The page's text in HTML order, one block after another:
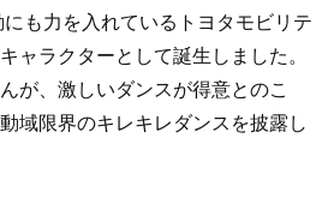
も力を入れているトヨタモビリテ
ャラクターとして誕生しました。
が、激しいダンスが得意とのこ
域限界のキレキレダンスを披露し